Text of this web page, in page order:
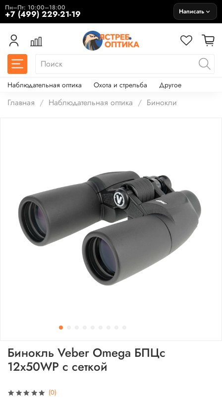
Пн–Пт: 10:00–18:00
+7 (499) 229-21-19 Написать
Наблюдательная оптика Охота и стрельба Другое
Главная Наблюдательная оптика Бинокли
(0)
Бинокль Veber Omega БПЦс
12x50WP с сеткой